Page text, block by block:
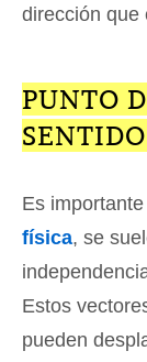
dirección que
PUNTO
Es
física, se
Estos
pueden